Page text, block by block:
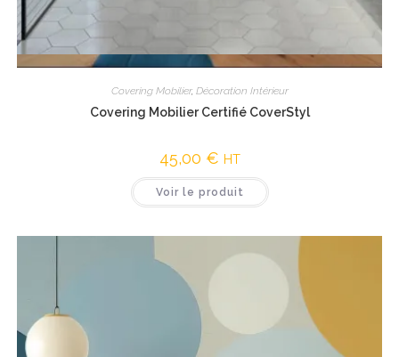
Vue rapide
Covering Mobilier, Décoration Intérieur
Covering Mobilier Certifié CoverStyl
45,00 € HT
Voir le produit